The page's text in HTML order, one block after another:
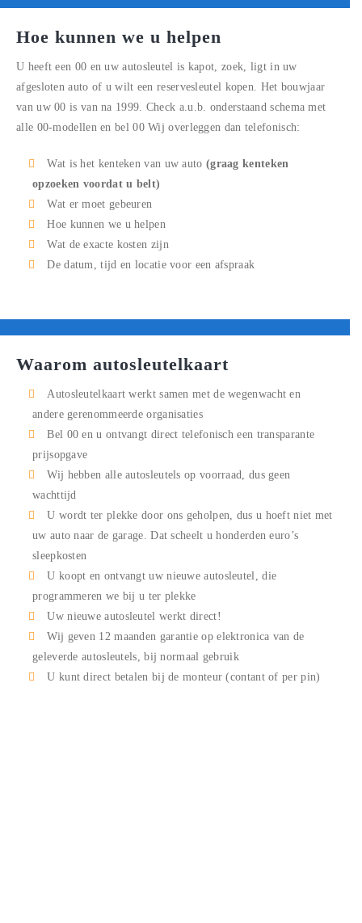
Hoe kunnen we u helpen
U heeft een 00 en uw autosleutel is kapot, zoek, ligt in uw
afgesloten auto of u wilt een reservesleutel kopen. Het bouwjaar
van uw00 is van na 1999. Check a.u.b. onderstaand schema met
alle 00-modellen en bel00Wij overleggen dan telefonisch:
Wat is het kenteken van uw auto (graag kenteken
opzoeken voordat u belt)
Wat er moet gebeuren
Hoe kunnen we u helpen
Wat de exacte kosten zijn
De datum, tijd en locatie voor een afspraak
Waarom autosleutelkaart
Autosleutelkaart werkt samen met de wegenwacht en
andere gerenommeerde organisaties
Bel 00 en u ontvangt direct telefonisch een transparante
prijsopgave
Wij hebben alle autosleutels op voorraad, dus geen
wachttijd
U wordt ter plekke door ons geholpen, dus u hoeft niet met
uw auto naar de garage. Dat scheelt u honderden euro’s
sleepkosten
U koopt en ontvangt uw nieuwe autosleutel, die
programmeren we bij u ter plekke
Uw nieuwe autosleutel werkt direct!
Wij geven 12 maanden garantie op elektronica van de
geleverde autosleutels, bij normaal gebruik
U kunt direct betalen bij de monteur (contant of per pin)